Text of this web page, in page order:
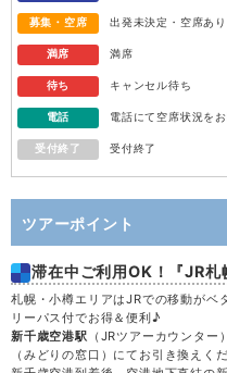
金 14
日 16
月 17
火 18
水 19
募集・空席 出発未決定・空席あり
満席 満席
待ち キャンセル待ち
電話 電話にて空席状況を
受付終了 受付終了
ツアーポイント
滞在中ご利用OK！『JR札
札幌・小樽エリアはJRでの移動が
リーパス付でお得＆便利♪
新千歳空港駅 （JRツアーカウンター
（みどりの窓口）にてお引き換えくだ